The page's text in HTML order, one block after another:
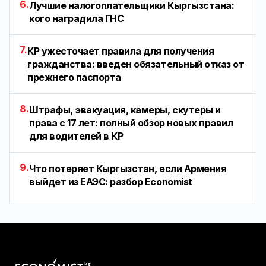
6.Лучшие налогоплательщики Кыргызстана:
кого наградила ГНС
7.КР ужесточает правила для получения
гражданства: введен обязательный отказ от
прежнего паспорта
8.Штрафы, эвакуация, камеры, скутеры и
права с 17 лет: полный обзор новых правил
для водителей в КР
9.Что потеряет Кыргызстан, если Армения
выйдет из ЕАЭС: разбор Economist